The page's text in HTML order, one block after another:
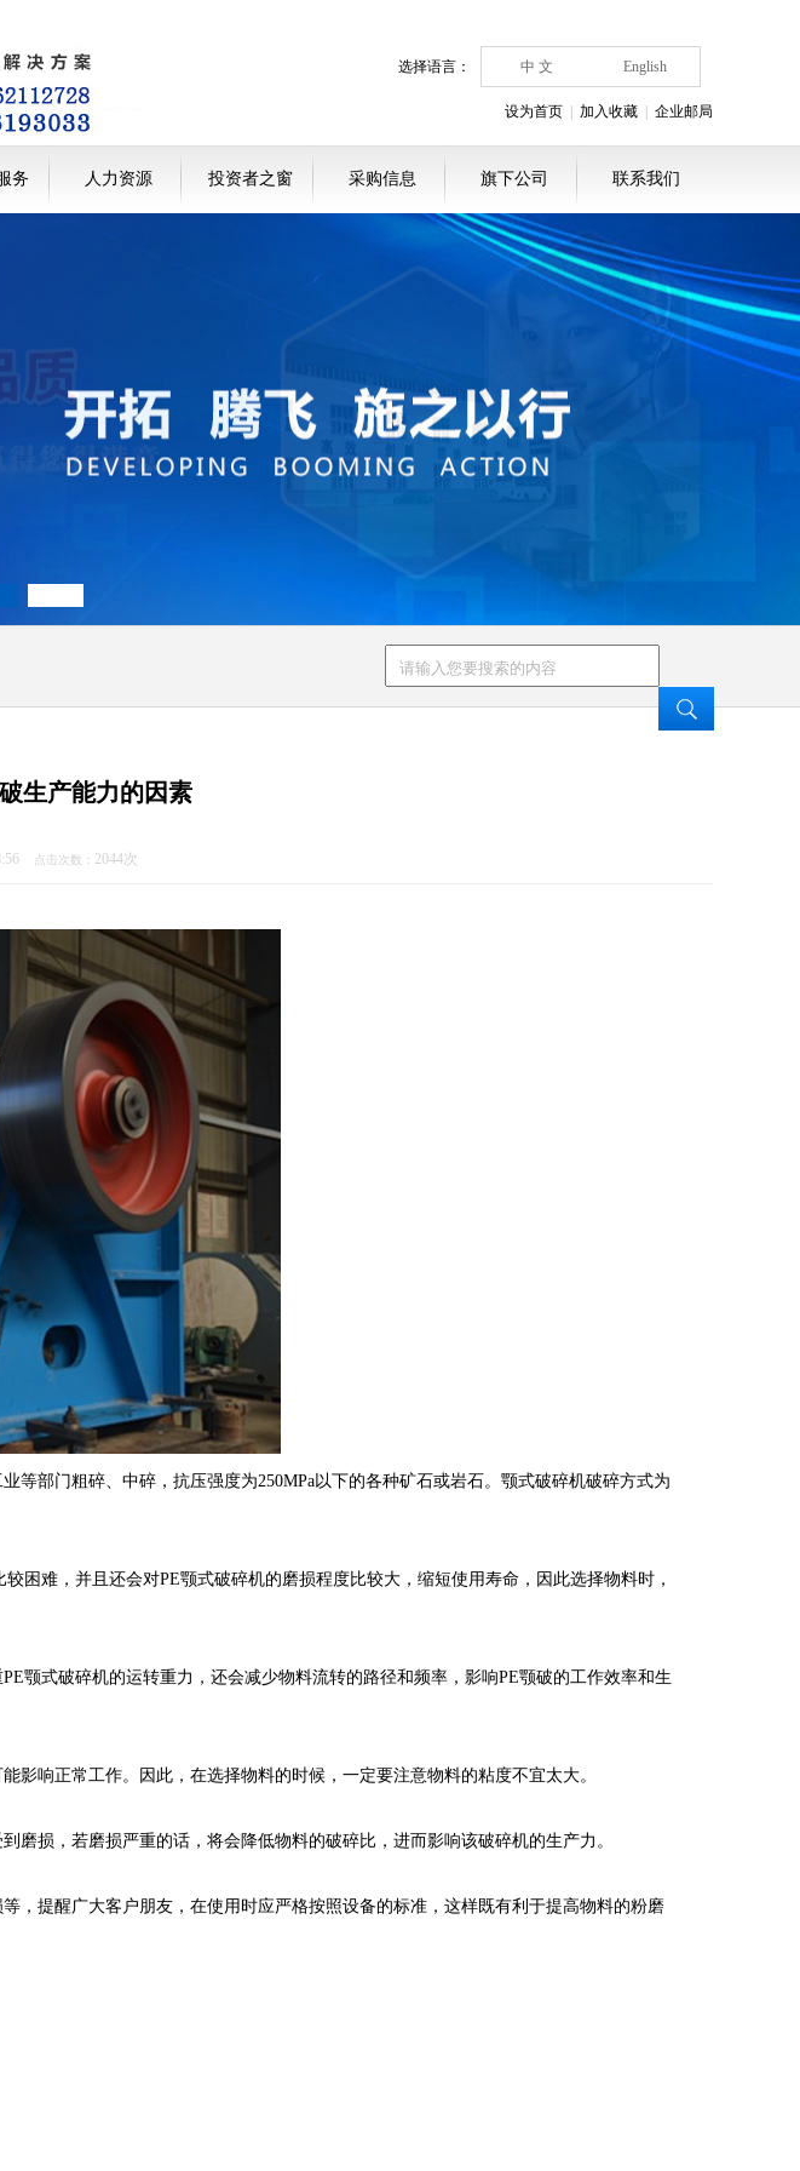
选择语言： 中 文 English
设为首页 加入收藏 企业邮局
务 人力资源 投资者之窗 采购信息 旗下公司 联系我们
生产能力的因素
点击次数： 2044次
等部门粗碎、中碎，抗压强度为250MPa以下的各种矿石或岩石。颚式破碎机破碎方式为
较困难，并且还会对PE颚式破碎机的磨损程度比较大，缩短使用寿命，因此选择物料时，
PE颚式破碎机的运转重力，还会减少物料流转的路径和频率，影响PE颚破的工作效率和生
响正常工作。因此，在选择物料的时候，一定要注意物料的粘度不宜太大。
损，若磨损严重的话，将会降低物料的破碎比，进而影响该破碎机的生产力。
，提醒广大客户朋友，在使用时应严格按照设备的标准，这样既有利于提高物料的粉磨